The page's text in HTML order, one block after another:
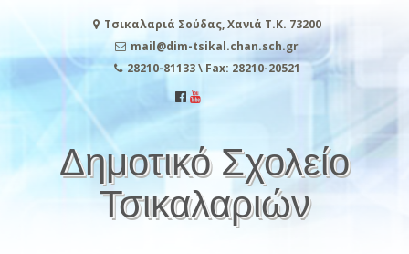
περιεχόμενο
Τσικαλαριά Σούδας, Χανιά Τ.Κ. 73200
mail@dim-tsikal.chan.sch.gr
28210-81133 \ Fax: 28210-20521
Δημοτικό Σχολείο
Τσικαλαριών